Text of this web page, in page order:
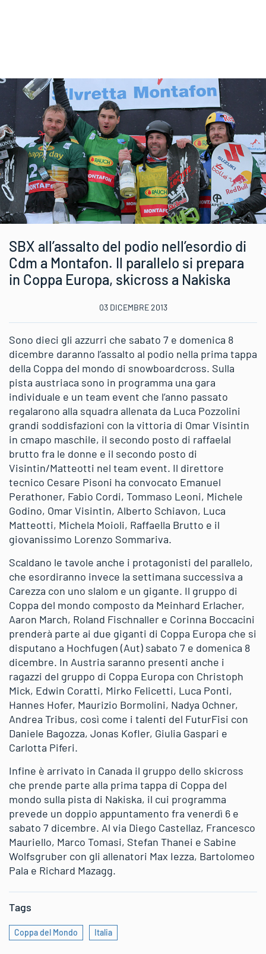
SBX all’assalto del podio nell’esordio di
Cdm a Montafon. Il parallelo si prepara
in Coppa Europa, skicross a Nakiska
03 DICEMBRE 2013
Sono dieci gli azzurri che sabato 7 e domenica 8
dicembre daranno l’assalto al podio nella prima tappa
della Coppa del mondo di snowboardcross. Sulla
pista austriaca sono in programma una gara
individuale e un team event che l’anno passato
regalarono alla squadra allenata da Luca Pozzolini
grandi soddisfazioni con la vittoria di Omar Visintin
in cmapo maschile, il secondo posto di raffaelal
brutto fra le donne e il secondo posto di
Visintin/Matteotti nel team event. Il direttore
tecnico Cesare Pisoni ha convocato Emanuel
Perathoner, Fabio Cordi, Tommaso Leoni, Michele
Godino, Omar Visintin, Alberto Schiavon, Luca
Matteotti, Michela Moioli, Raffaella Brutto e il
giovanissimo Lorenzo Sommariva.
Scaldano le tavole anche i protagonisti del parallelo,
che esordiranno invece la settimana successiva a
Carezza con uno slalom e un gigante. Il gruppo di
Coppa del mondo composto da Meinhard Erlacher,
Aaron March, Roland Fischnaller e Corinna Boccacini
prenderà parte ai due giganti di Coppa Europa che si
disputano a Hochfugen (Aut) sabato 7 e domenica 8
dicembre. In Austria saranno presenti anche i
ragazzi del gruppo di Coppa Europa con Christoph
Mick, Edwin Coratti, Mirko Felicetti, Luca Ponti,
Hannes Hofer, Maurizio Bormolini, Nadya Ochner,
Andrea Tribus, così come i talenti del FuturFisi con
Daniele Bagozza, Jonas Kofler, Giulia Gaspari e
Carlotta Piferi.
Infine è arrivato in Canada il gruppo dello skicross
che prende parte alla prima tappa di Coppa del
mondo sulla pista di Nakiska, il cui programma
prevede un doppio appuntamento fra venerdì 6 e
sabato 7 dicembre. Al via Diego Castellaz, Francesco
Mauriello, Marco Tomasi, Stefan Thanei e Sabine
Wolfsgruber con gli allenatori Max Iezza, Bartolomeo
Pala e Richard Mazagg.
Tags
Coppa del Mondo Italia